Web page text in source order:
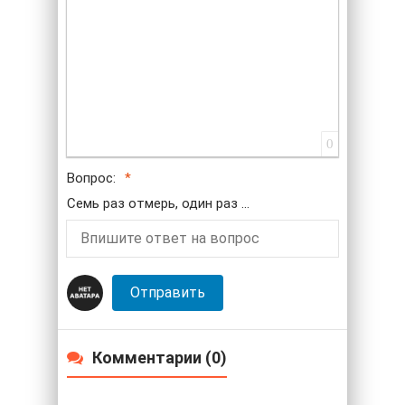
0
Вопрос:
Семь раз отмерь, один раз ...
Отправить
Комментарии (0)